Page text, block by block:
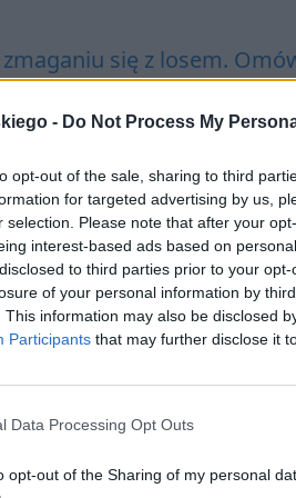
- Do Not Process My
opt-out of the sale, sharing to third
for targeted advertising by us,
selection. Please note that after your
interest-based ads based on
to third parties prior to your
of your personal information by
This information may also be disclosed
Participants that may further disclose it
Data Processing Opt Outs
opt-out of the Sharing of my personal
się z losem.
Homera
na podstawie
kontekst.
zagadnienie na
wybrany kontekst.
(fragmenty)
na podstawie
. W swojej odpowiedzi